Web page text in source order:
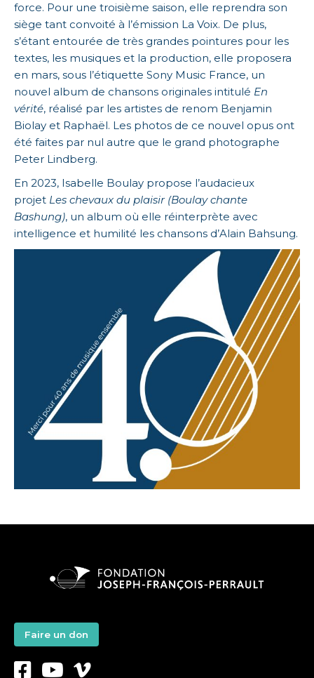
force. Pour une troisième saison, elle reprendra son
siège tant convoité à l’émission La Voix. De plus,
s’étant entourée de très grandes pointures pour les
textes, les musiques et la production, elle proposera
en mars, sous l’étiquette Sony Music France, un
nouvel album de chansons originales intitulé En
vérité, réalisé par les artistes de renom Benjamin
Biolay et Raphaël. Les photos de ce nouvel opus ont
été faites par nul autre que le grand photographe
Peter Lindberg.
En 2023, Isabelle Boulay propose l’audacieux
projet Les chevaux du plaisir (Boulay chante
Bashung), un album où elle réinterprète avec
intelligence et humilité les chansons d’Alain Bahsung.
Faire un don